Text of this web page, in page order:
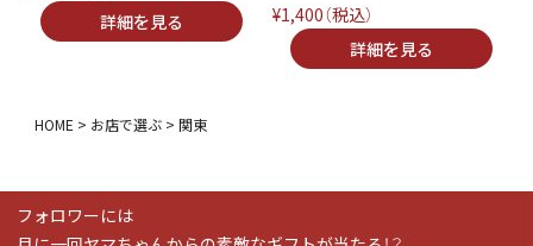
¥1,400（税込）
HOME お店で選ぶ 関東
フォロワーには